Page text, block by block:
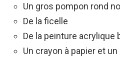
Un gros pompon rond
De la ficelle
De la peinture acrylique
Un crayon à papier et